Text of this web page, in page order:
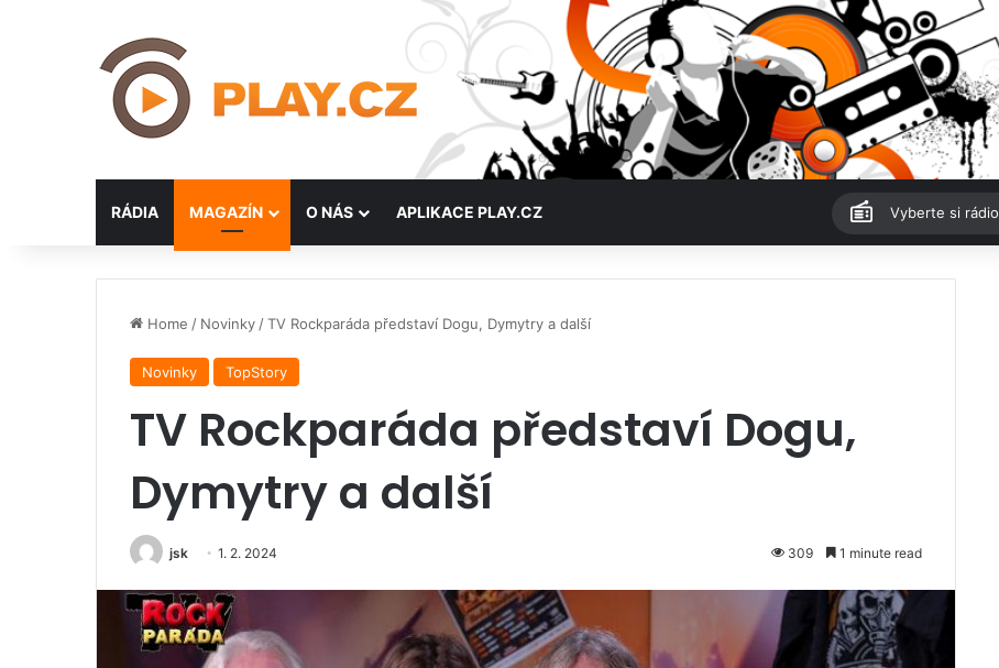
RÁDIA MAGAZÍN O NÁS APLIKACE PLAY.CZ Vyberte si rádio
Home / Novinky /TV Rockparáda představí Dogu, Dymytry a další
Novinky TopStory
TV Rockparáda představí Dogu,
Dymytry a další
jsk 1. 2. 2024 309 1 minute read